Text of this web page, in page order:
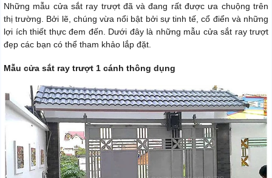
Những mẫu cửa sắt ray trượt đã và đang rất được ưa chuộng trên
thị trường. Bởi lẽ, chúng vừa nổi bật bởi sự tinh tế, cổ điển và những
lợi ích thiết thực đem đến. Dưới đây là những mẫu cửa sắt ray trượt
đẹp các bạn có thể tham khảo lắp đặt.
Mẫu cửa sắt ray trượt 1 cánh thông dụng